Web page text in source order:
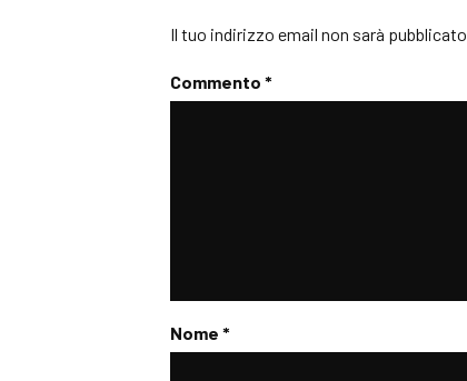
Il tuo indirizzo email non sarà pubblicato.
Commento *
Nome *